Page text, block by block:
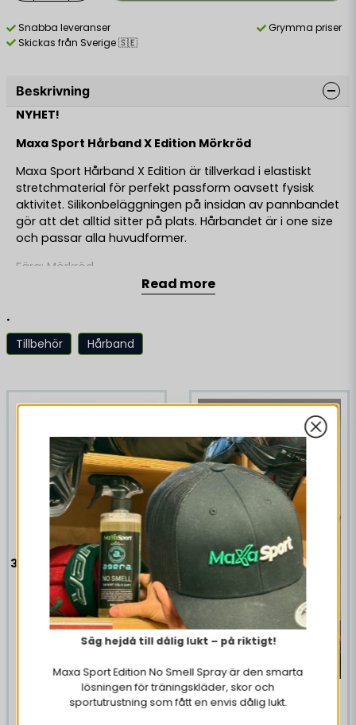
Snabba leveranser
Grymma priser
Skickas från Sverige 🇸🇪
Beskrivning
NYHET!
Maxa Sport Hårband X Edition Mörkröd
Maxa Sport Hårband X Edition är tillverkad i elastiskt
stretchmaterial för perfekt passform oavsett fysisk
aktivitet. Silikonbeläggningen på insidan av pannbandet
gör att det alltid sitter på plats. Hårbandet är i one size
och passar alla huvudformer.
Färg: Mörkröd
Read more
.
Tillbehör Hårband
3-Pack Hårband X Edition
Svart/Vit/Mörkröd
€ 7,1
OSTA NYT
Hårband X Edition Vit
Säg hejdå till dålig lukt – på riktigt!
Maxa Sport Edition No Smell Spray är den smarta
lösningen för träningskläder, skor och
sportutrustning som fått en envis dålig lukt.